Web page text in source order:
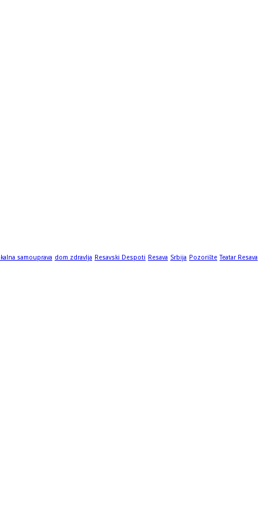
samouprava dom zdravlja Resavski Despoti Resava Srbija Pozorište Teatar Resava